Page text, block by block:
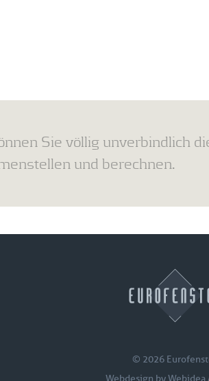
Sie völlig unverbindlich
und berechnen.
© 2026
Webdesign byWebidea